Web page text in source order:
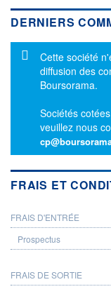
DERNIERS
Message
Cette société
diffusion des
Boursorama.
Sociétés
veuillez nous
FRAIS ET
PROSPECTUS
FRAIS D'ENTRÉE
FRAIS DE SORTIE